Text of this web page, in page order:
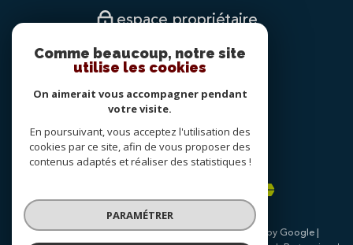
espace propriétaire
nous
suivre
nous
adhérons
© 2026 | Tous droits réservés | Traduction powered by Google |
Comme beaucoup, notre site
utilise les cookies
On aimerait vous accompagner pendant
votre visite.
En poursuivant, vous acceptez l'utilisation des
cookies par ce site, afin de vous proposer des
contenus adaptés et réaliser des statistiques !
PARAMÉTRER